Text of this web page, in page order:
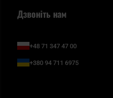
Дзвоніть нам
+48 71 347 47 00
+380 94 711 6975